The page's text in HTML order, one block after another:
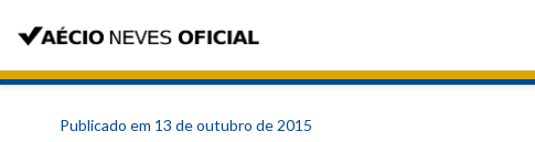
Publicado em 13 de outubro de 2015